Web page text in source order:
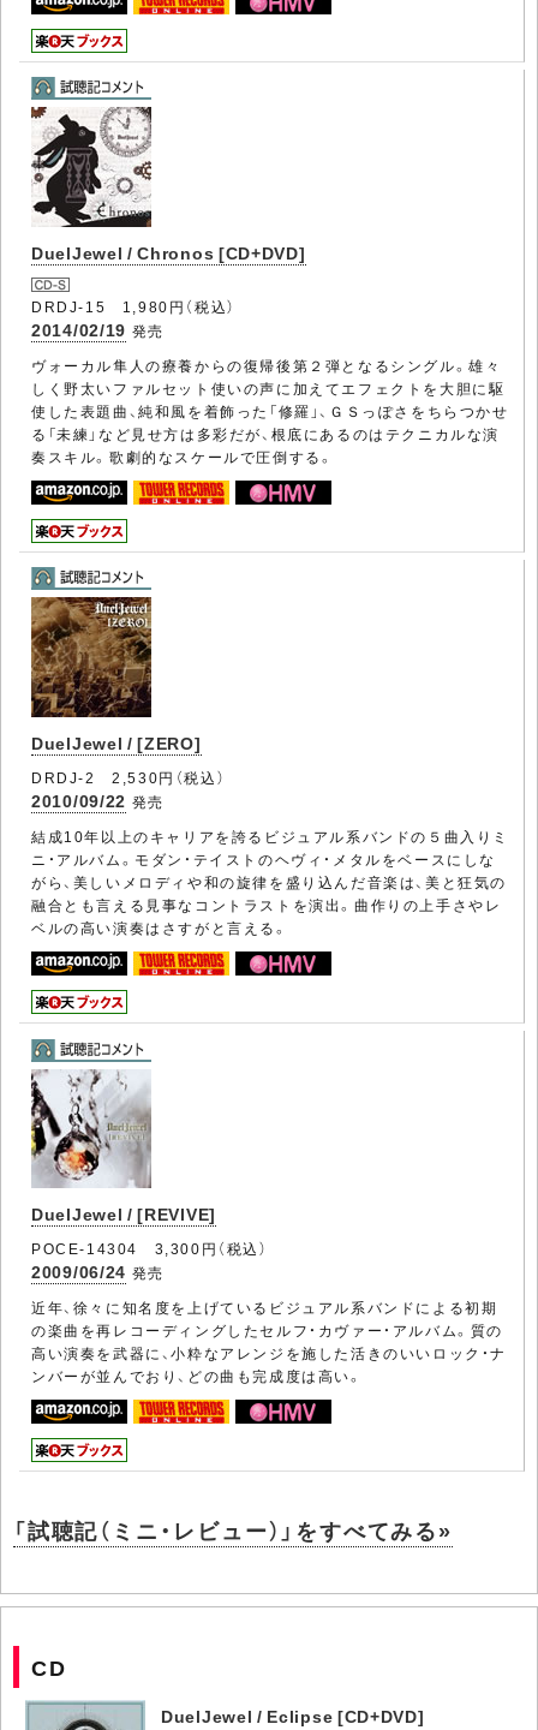
DuelJewel / Chronos [CD+DVD]
DRDJ-15 1,980円（税込）
2014/02/19 発売
ヴォーカル隼人の療養からの復帰後第２弾となるシングル。雄々
しく野太いファルセット使いの声に加えてエフェクトを大胆に駆
使した表題曲、純和風を着飾った「修羅」、ＧＳっぽさをちらつかせ
る「未練」など見せ方は多彩だが、根底にあるのはテクニカルな演
奏スキル。歌劇的なスケールで圧倒する。
DuelJewel / [ZERO]
DRDJ-2 2,530円（税込）
2010/09/22 発売
結成10年以上のキャリアを誇るビジュアル系バンドの５曲入りミ
ニ・アルバム。モダン・テイストのヘヴィ・メタルをベースにしな
がら、美しいメロディや和の旋律を盛り込んだ音楽は、美と狂気の
融合とも言える見事なコントラストを演出。曲作りの上手さやレ
ベルの高い演奏はさすがと言える。
DuelJewel / [REVIVE]
POCE-14304 3,300円（税込）
2009/06/24 発売
近年、徐々に知名度を上げているビジュアル系バンドによる初期
の楽曲を再レコーディングしたセルフ・カヴァー・アルバム。質の
高い演奏を武器に、小粋なアレンジを施した活きのいいロック・ナ
ンバーが並んでおり、どの曲も完成度は高い。
「試聴記（ミニ・レビュー）」をすべてみる»
CD
DuelJewel / Eclipse [CD+DVD]